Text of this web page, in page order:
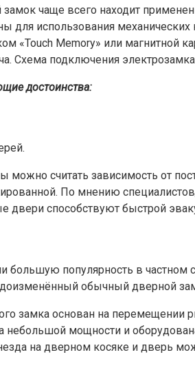
замок чаще всего находит
для использования
«Touch Memory» или магнитной
Схема подключения
достоинства:
можно считать зависимость от
По мнению
двери способствуют быстрой
большую популярность в частном
обычный дверной
замка основан на перемещении
небольшой мощности и
на дверном косяке и дверь